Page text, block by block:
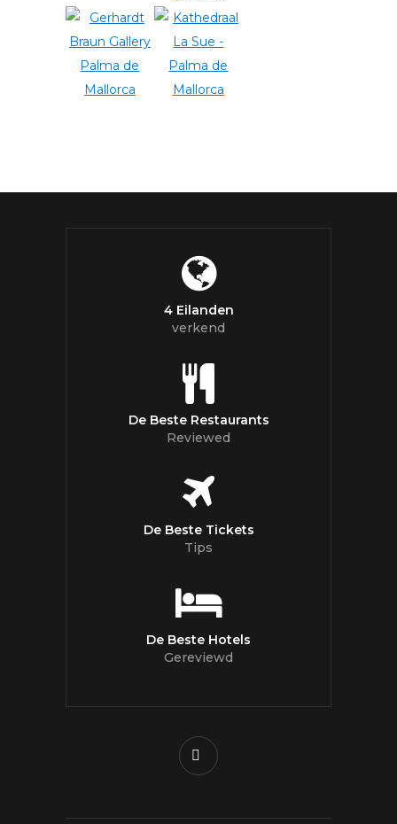
4 Eilanden
verkend
De Beste Restaurants
Reviewed
De Beste Tickets
Tips
De Beste Hotels
Gereviewd